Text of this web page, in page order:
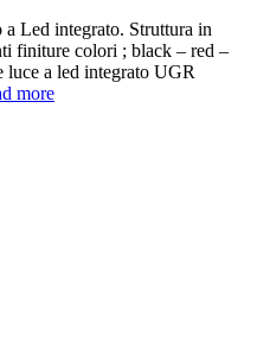
Led integrato. Struttura in
finiture colori ; black – red –
luce a led integrato UGR
more